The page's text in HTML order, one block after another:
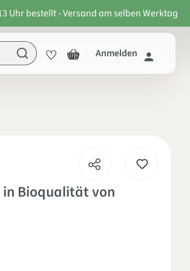
Uhr bestellt - Versand am selben Werktag
Anmelden
Bioqualität von